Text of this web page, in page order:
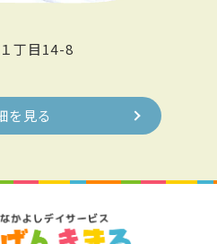
丁目14-8
を見る